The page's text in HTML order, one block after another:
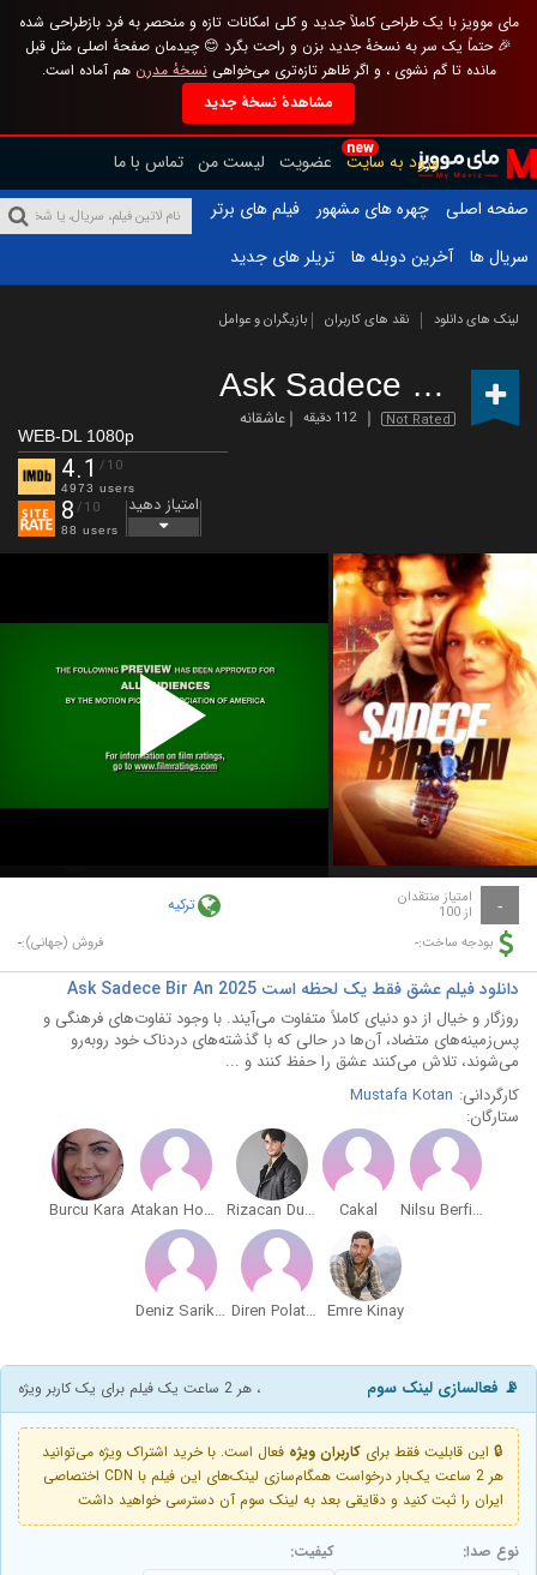
مای موویز با یک طراحی کاملاً جدید و کلی امکانات تازه و منحصر به فرد بازطراحی شده
🎉 حتماً یک سر به نسخهٔ جدید بزن و راحت بگرد 😊 چیدمان صفحهٔ اصلی مثل قبل
مانده تا گم نشوی ، و اگر ظاهر تازه‌تری می‌خواهینسخهٔ مدرن هم آماده است.
مشاهدهٔ نسخهٔ جدید
new
ورود به سایت عضویت لیست من تماس با ما
صفحه اصلی
چهره های مشهور
فیلم های برتر
سریال ها
آخرین دوبله ها تریلر های جدید
لینک های دانلود نقد های کاربران بازیگران و عوامل
Ask Sadece Bir An
Not Rated 112 دقیقه عاشقانه
WEB-DL 1080p
4.1 /10
4973 users
8 /10
88 users
امتیاز دهید
Play
Video
- امتیاز منتقدان
از 100 ترکیه
بودجه ساخت:- فروش (جهانی):-
دانلود فیلم عشق فقط یک لحظه است Ask Sadece Bir An 2025
روزگار و خیال از دو دنیای کاملاً متفاوت می‌آیند. با وجود تفاوت‌های فرهنگی و
پس‌زمینه‌های متضاد، آن‌ها در حالی که با گذشته‌های دردناک خود روبه‌رو
می‌شوند، تلاش می‌کنند عشق را حفظ کنند و ...
کارگردانی: Mustafa Kotan
ستارگان:
Nilsu Berfin Aktas
Cakal
Rizacan Durmus
Atakan Hosgören
Burcu Kara
Emre Kinay
Diren Polatogullari
Deniz Sarikas
📡 فعالسازی لینک سوم ، هر 2 ساعت یک فیلم برای یک کاربر ویژه
🔒 این قابلیت فقط برای کاربران ویژه فعال است. با خرید اشتراک ویژه می‌توانید
هر 2 ساعت یک‌بار درخواست همگام‌سازی لینک‌های این فیلم با CDN اختصاصی
ایران را ثبت کنید و دقایقی بعد به لینک سوم آن دسترسی خواهید داشت
نوع صدا: کیفیت: